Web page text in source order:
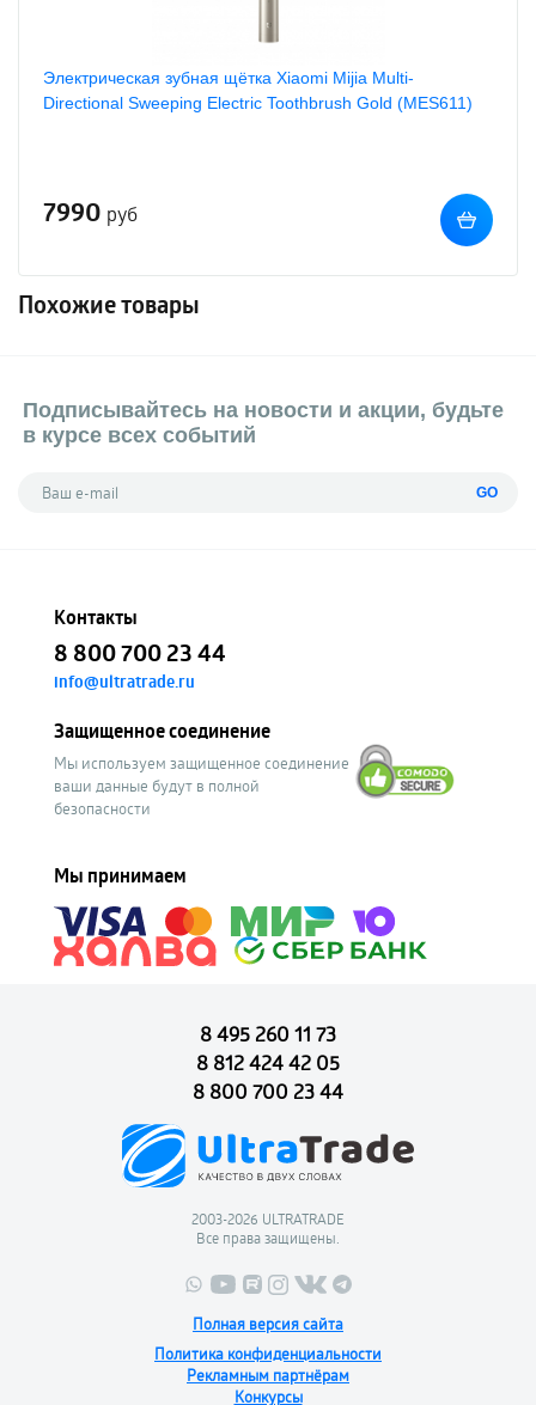
Электрическая зубная щётка Xiaomi Mijia Multi-
Directional Sweeping Electric Toothbrush Gold (MES611)
7990 руб
Похожие товары
Подписывайтесь на новости и акции, будьте
в курсе всех событий
GO
Контакты
8 800 700 23 44
info@ultratrade.ru
Защищенное соединение
Мы используем защищенное соединение
ваши данные будут в полной
безопасности
Мы принимаем
8 495 260 11 73
8 812 424 42 05
8 800 700 23 44
2003-2026 ULTRATRADE
Все права защищены.
Полная версия сайта
Политика конфиденциальности
Рекламным партнёрам
Конкурсы